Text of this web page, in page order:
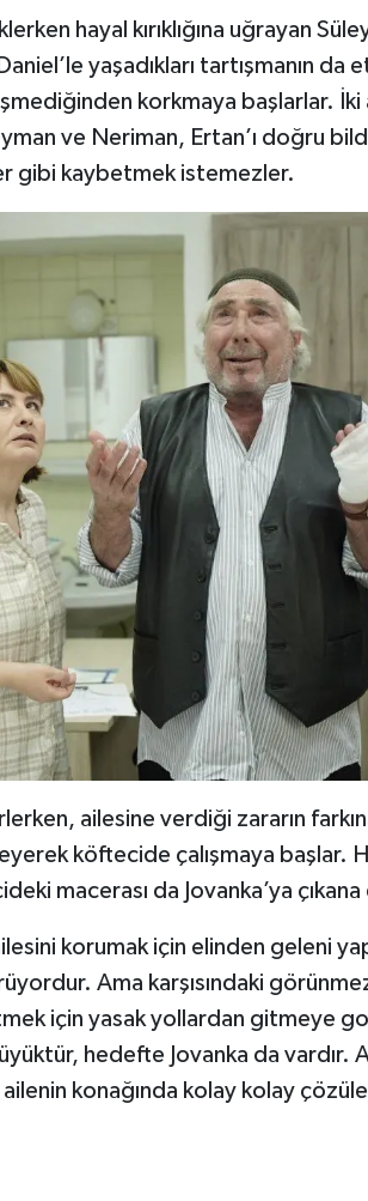
hayal kırıklığına uğrayan
yaşadıkları tartışmanın da
korkmaya başlarlar. İki
ve Neriman, Ertan’ı doğru
gibi kaybetmek istemezler.
ailesine verdiği zararın
köftecide çalışmaya başlar.
macerası da Jovanka’ya
korumak için elinden geleni
Ama karşısındaki
için yasak yollardan gitmeye
hedefte Jovanka da vardır.
konağında kolay kolay